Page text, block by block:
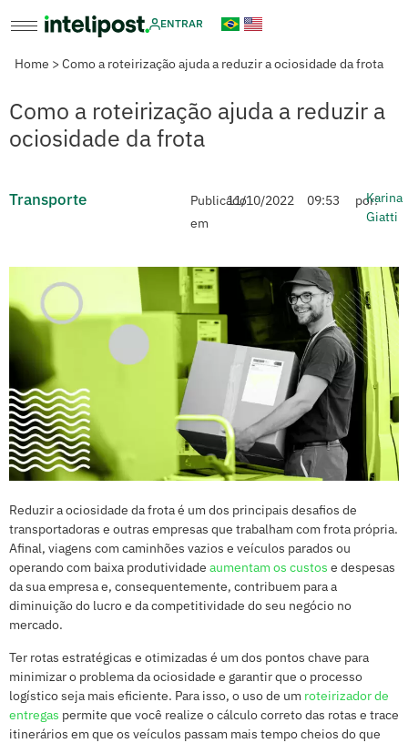
ENTRAR
Home > Como a roteirização ajuda a reduzir a ociosidade da frota
Como a roteirização ajuda a reduzir a
ociosidade da frota
Transporte
Publicado
em
11/10/2022 09:53 por:Karina
Giatti
Reduzir a ociosidade da frota é um dos principais desafios de
transportadoras e outras empresas que trabalham com frota própria.
Afinal, viagens com caminhões vazios e veículos parados ou
operando com baixa produtividade aumentam os custos e despesas
da sua empresa e, consequentemente, contribuem para a
diminuição do lucro e da competitividade do seu negócio no
mercado.
Ter rotas estratégicas e otimizadas é um dos pontos chave para
minimizar o problema da ociosidade e garantir que o processo
logístico seja mais eficiente. Para isso, o uso de um roteirizador de
entregas permite que você realize o cálculo correto das rotas e trace
itinerários em que os veículos passam mais tempo cheios do que